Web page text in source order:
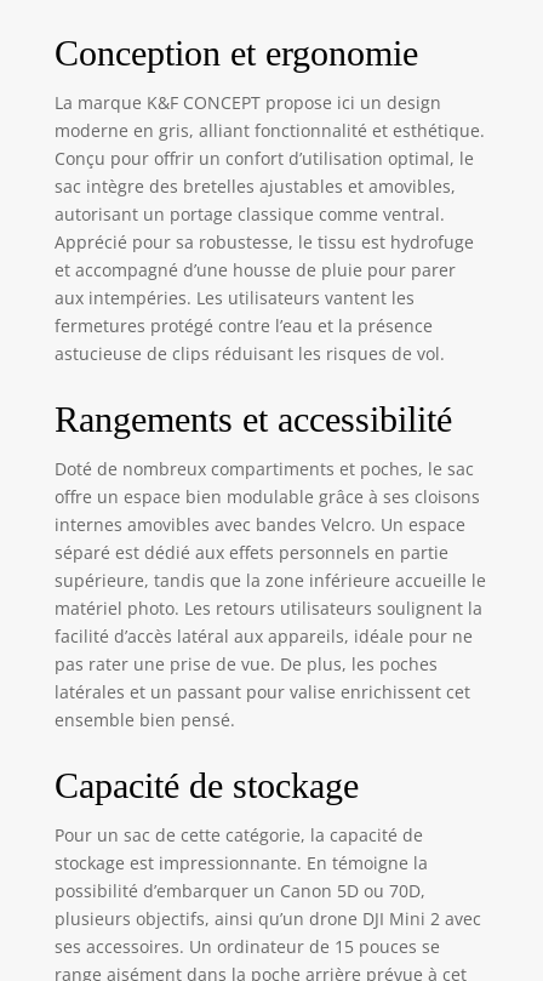
【Multi Accès, plus
pratique】Les 2
côtés du sac photo
sont zippé pour
vous permettre de
retirer rapidement
votres
équipements, ou
vous pouvez ouvrir
le haut du sac
pour un accès
direct. 【Boucle
détachable
brevetée peut être
45° pour s'adapter
à différentes
formes de corps et
à différents
largeurs d'épaules.
Les deux
bandoulières sont
amovibles, donc le
sac à bandoulière
et le sac à dos
【Conception
humanisée】
L'ensemble du sac
est conçu comme
une structure de
cadre en forme de
H pour fournir plus
de points d'appui
Conception et ergonomie
La marque K&F CONCEPT propose ici un design
moderne en gris, alliant fonctionnalité et esthétique.
Conçu pour offrir un confort d’utilisation optimal, le
sac intègre des bretelles ajustables et amovibles,
autorisant un portage classique comme ventral.
Apprécié pour sa robustesse, le tissu est hydrofuge
et accompagné d’une housse de pluie pour parer
aux intempéries. Les utilisateurs vantent les
fermetures protégé contre l’eau et la présence
astucieuse de clips réduisant les risques de vol.
Rangements et accessibilité
Doté de nombreux compartiments et poches, le sac
offre un espace bien modulable grâce à ses cloisons
internes amovibles avec bandes Velcro. Un espace
séparé est dédié aux effets personnels en partie
supérieure, tandis que la zone inférieure accueille le
matériel photo. Les retours utilisateurs soulignent la
facilité d’accès latéral aux appareils, idéale pour ne
pas rater une prise de vue. De plus, les poches
latérales et un passant pour valise enrichissent cet
ensemble bien pensé.
Capacité de stockage
Pour un sac de cette catégorie, la capacité de
stockage est impressionnante. En témoigne la
possibilité d’embarquer un Canon 5D ou 70D,
plusieurs objectifs, ainsi qu’un drone DJI Mini 2 avec
ses accessoires. Un ordinateur de 15 pouces se
range aisément dans la poche arrière prévue à cet